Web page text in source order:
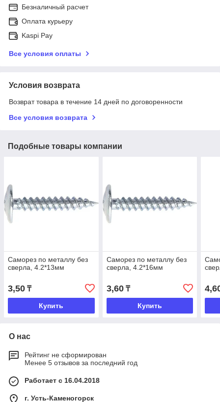
Безналичный расчет
Оплата курьеру
Kaspi Pay
Все условия оплаты
Условия возврата
Возврат товара в течение 14 дней по договоренности
Все условия возврата
Подобные товары компании
Саморез по металлу без
сверла, 4.2*13мм
3,50 ₸
Купить
Саморез по металлу без
сверла, 4.2*16мм
3,60₸
Купить
О нас
Рейтинг не сформирован
Менее 5 отзывов за последний год
Работает с 16.04.2018
г. Усть-Каменогорск